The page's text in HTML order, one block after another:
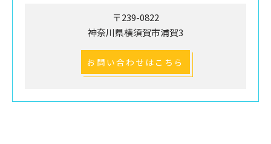
〒239-0822
神奈川県横須賀市浦賀3
お問い合わせはこちら